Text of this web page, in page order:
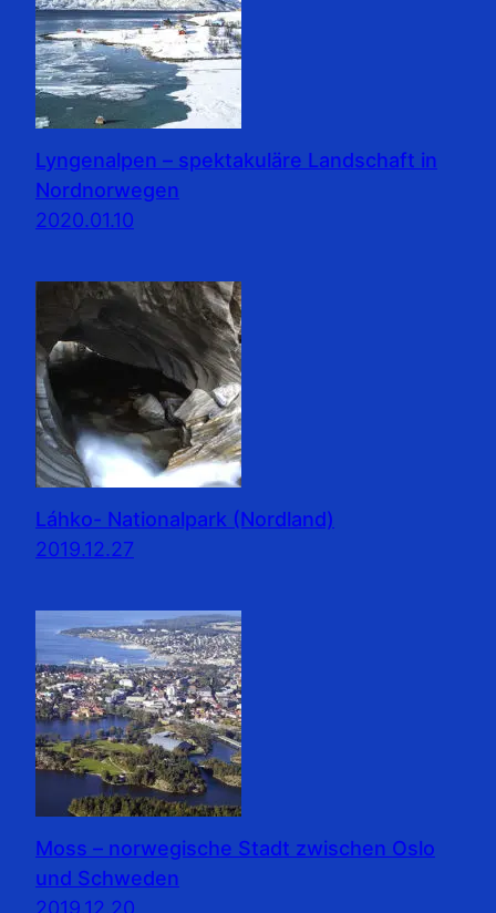
Lyngenalpen – spektakuläre Landschaft in
Nordnorwegen
2020.01.10
Láhko- Nationalpark (Nordland)
2019.12.27
Moss – norwegische Stadt zwischen Oslo
und Schweden